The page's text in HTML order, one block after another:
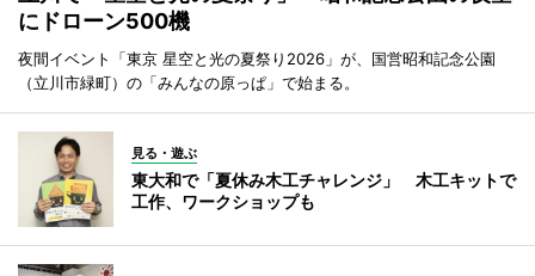
にドローン500機
夜間イベント「東京 星空と光の夏祭り2026」が、国営昭和記念公園
（立川市緑町）の「みんなの原っぱ」で始まる。
見る・遊ぶ
東大和で「夏休み木工チャレンジ」 木工キットで
工作、ワークショップも